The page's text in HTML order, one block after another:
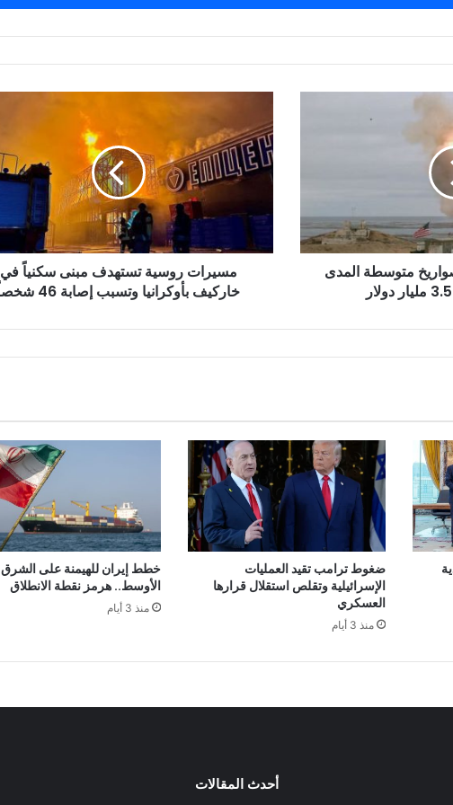
متوسطة المدى
روسية
تستهدف
مبنى
سكنياً
خاركيف
وتسبب
مسيرات روسية تستهدف مبنى سكنياً في
خاركيف بأوكرانيا وتسبب إصابة 46 شخصاً
ضغوط ترامب تقيد العمليات
الإسرائيلية وتقلص استقلال قرارها
العسكري
منذ 3 أيام
خطط إيران للهيمنة على الشرق
الأوسط.. هرمز نقطة الانطلاق
منذ 3 أيام
أحدث المقالات